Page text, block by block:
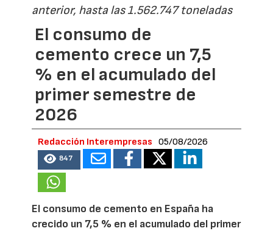
anterior, hasta las 1.562.747 toneladas
El consumo de
cemento crece un 7,5
% en el acumulado del
primer semestre de
2026
Redacción Interempresas 05/08/2026
847
El consumo de cemento en España ha
crecido un 7,5 % en el acumulado del primer